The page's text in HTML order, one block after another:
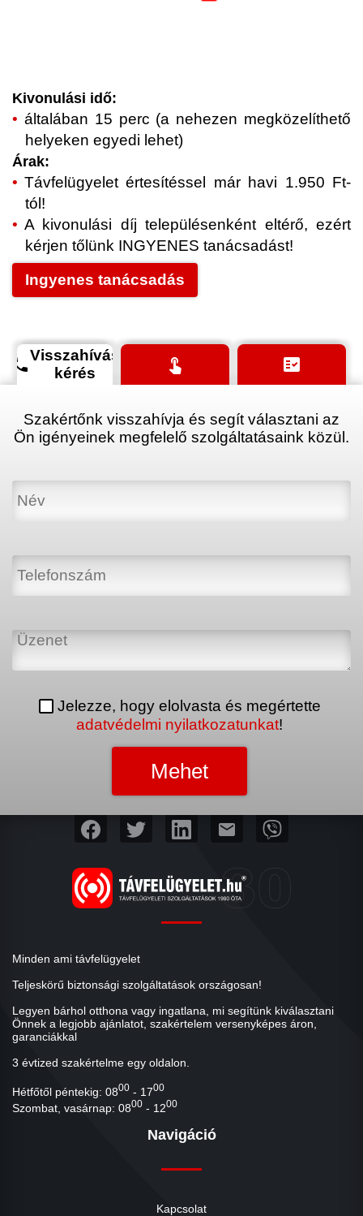
Kivonulási idő:
általában 15 perc (a nehezen megközelíthető
helyeken egyedi lehet)
Árak:
Távfelügyelet értesítéssel már havi 1.950 Ft-
tól!
A kivonulási díj településenként eltérő, ezért
kérjen tőlünk INGYENES tanácsadást!
Ingyenes tanácsadás
phoneVisszahívás
kérés
touch_app fact_check
Szakértőnk visszahívja és segít választani az
Ön igényeinek megfelelő szolgáltatásaink közül.
Jelezze, hogy elolvasta és megértette
adatvédelmi nyilatkozatunkat!
mail
Minden ami távfelügyelet
Teljeskörű biztonsági szolgáltatások országosan!
Legyen bárhol otthona vagy ingatlana, mi segítünk kiválasztani
Önnek a legjobb ajánlatot, szakértelem versenyképes áron,
garanciákkal
3 évtized szakértelme egy oldalon.
Hétfőtől péntekig: 0800 - 1700
Szombat, vasárnap: 0800 - 1200
Navigáció
Kapcsolat